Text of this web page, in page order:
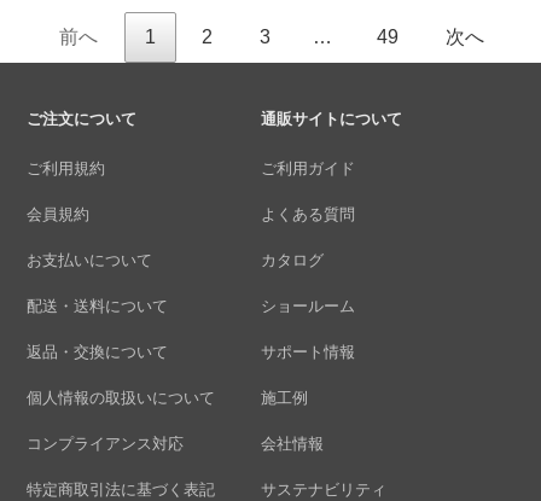
前へ 1 2 3 … 49 次へ
ご注文について
ご利用規約
会員規約
お支払いについて
配送・送料について
返品・交換について
個人情報の取扱いについて
コンプライアンス対応
特定商取引法に基づく表記
通販サイトについて
ご利用ガイド
よくある質問
カタログ
ショールーム
サポート情報
施工例
会社情報
サステナビリティ